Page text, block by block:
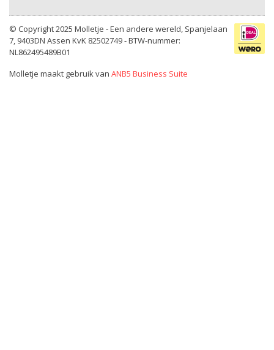
© Copyright 2025 Molletje - Een andere wereld, Spanjelaan
7, 9403DN Assen KvK 82502749 - BTW-nummer:
NL862495489B01
Molletje maakt gebruik van ANB5 Business Suite